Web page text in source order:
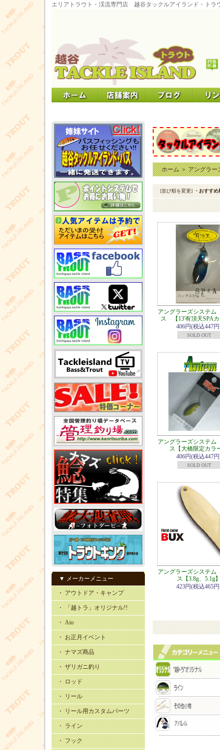
エリアトラウト・渓流専門店 越谷タックルアイランド・トラ
▼ メーカーメニュー
・ アウトドア・キャンプ
・ 「越トラ」オリジナル!!
・ Aio
・ お正月イベント
・ ナマズ商品
・ ザリガニ釣り
・ ロッド
・ リール
・ リール用カスタムパーツ
・ ライン
・ フック
ホーム＞アングラー
[並び順を変更] ・おすすめ
アングラーズシステ
ス 【13'有頂天SPA
406円(税込447
SOLD OUT
アングラーズシステ
ス【大橋限定カラ
406円(税込447
SOLD OUT
アングラーズシステ
ス【3.8g、5.1g
423円(税込465